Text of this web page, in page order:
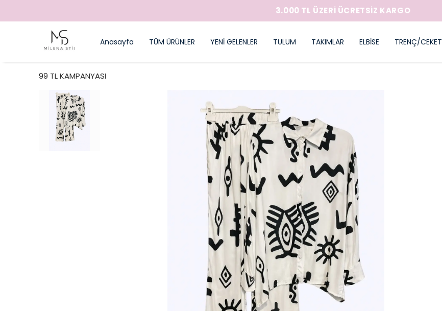
3.000 TL ÜZERİ ÜCRETSİZ KARGO
Anasayfa TÜM ÜRÜNLER YENİ GELENLER TULUM TAKIMLAR ELBİSE TRENÇ/CEKET
99 TL KAMPANYASI